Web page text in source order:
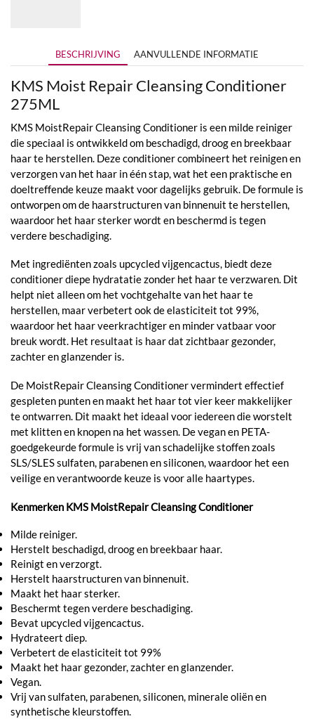
BESCHRIJVING AANVULLENDE INFORMATIE
KMS Moist Repair Cleansing Conditioner
275ML
KMS MoistRepair Cleansing Conditioner is een milde reiniger
die speciaal is ontwikkeld om beschadigd, droog en breekbaar
haar te herstellen. Deze conditioner combineert het reinigen en
verzorgen van het haar in één stap, wat het een praktische en
doeltreffende keuze maakt voor dagelijks gebruik. De formule is
ontworpen om de haarstructuren van binnenuit te herstellen,
waardoor het haar sterker wordt en beschermd is tegen
verdere beschadiging.
Met ingrediënten zoals upcycled vijgencactus, biedt deze
conditioner diepe hydratatie zonder het haar te verzwaren. Dit
helpt niet alleen om het vochtgehalte van het haar te
herstellen, maar verbetert ook de elasticiteit tot 99%,
waardoor het haar veerkrachtiger en minder vatbaar voor
breuk wordt. Het resultaat is haar dat zichtbaar gezonder,
zachter en glanzender is.
De MoistRepair Cleansing Conditioner vermindert effectief
gespleten punten en maakt het haar tot vier keer makkelijker
te ontwarren. Dit maakt het ideaal voor iedereen die worstelt
met klitten en knopen na het wassen. De vegan en PETA-
goedgekeurde formule is vrij van schadelijke stoffen zoals
SLS/SLES sulfaten, parabenen en siliconen, waardoor het een
veilige en verantwoorde keuze is voor alle haartypes.
Kenmerken KMS MoistRepair Cleansing Conditioner
Milde reiniger.
Herstelt beschadigd, droog en breekbaar haar.
Reinigt en verzorgt.
Herstelt haarstructuren van binnenuit.
Maakt het haar sterker.
Beschermt tegen verdere beschadiging.
Bevat upcycled vijgencactus.
Hydrateert diep.
Verbetert de elasticiteit tot 99%
Maakt het haar gezonder, zachter en glanzender.
Vegan.
Vrij van sulfaten, parabenen, siliconen, minerale oliën en
synthetische kleurstoffen.